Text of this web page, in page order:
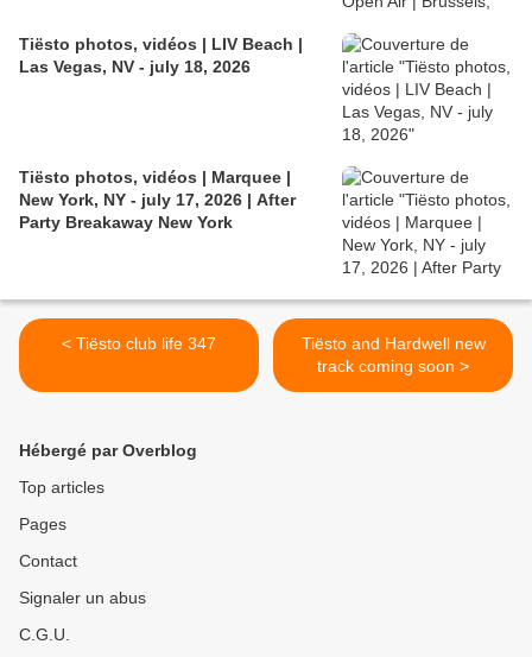
Tiësto photos, vidéos | LIV Beach |
Las Vegas, NV - july 18, 2026
Tiësto photos, vidéos | Marquee |
New York, NY - july 17, 2026 | After
Party Breakaway New York
< Tiësto club life 347
Tiësto and Hardwell new
track coming soon >
Hébergé par Overblog
Top articles
Pages
Contact
Signaler un abus
C.G.U.